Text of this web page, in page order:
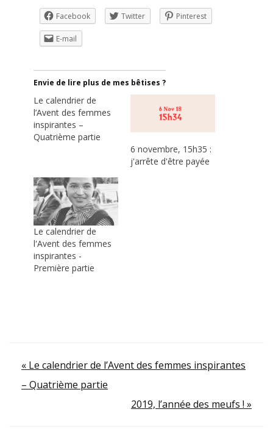
Facebook Twitter Pinterest
E-mail
Envie de lire plus de mes bêtises ?
Le calendrier de
l’Avent des femmes
inspirantes –
Quatrième partie
6 novembre, 15h35 :
j'arrête d'être payée
Le calendrier de
l'Avent des femmes
inspirantes -
Première partie
Navigation
de
« Le calendrier de l’Avent des femmes inspirantes
– Quatrième partie
2019, l’année des meufs ! »